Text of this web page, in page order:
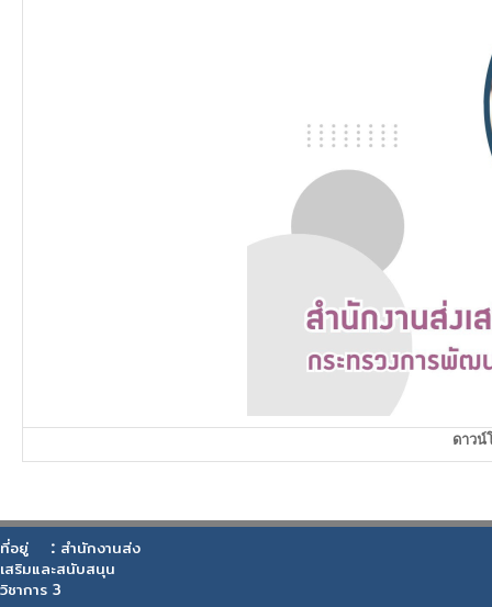
ดาวน์
ที่อยู่ : สำนักงานส่ง
เสริมและสนับสนุน
วิชาการ 3